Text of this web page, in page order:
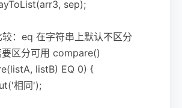
sep);
：eq 在字符串上默认不区分
要区分可用 compare()
listB) EQ 0) {
相同');